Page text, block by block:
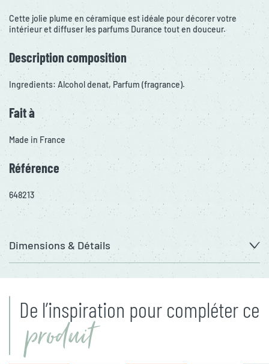
Cette jolie plume en céramique est idéale pour décorer votre
intérieur et diffuser les parfums Durance tout en douceur.
Description composition
Ingredients: Alcohol denat, Parfum (fragrance).
Fait à
Made in France
Référence
648213
Dimensions & Détails
De l’inspiration pour compléter ce
produit